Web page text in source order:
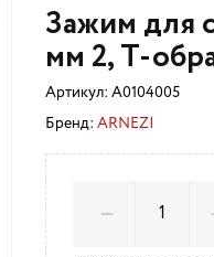
Зажим для
мм 2, Т-
Артикул: A0104005
Бренд: ARNEZI